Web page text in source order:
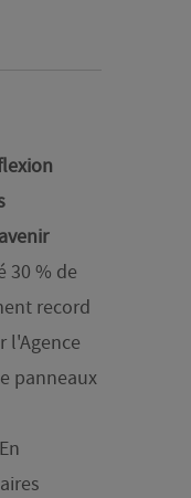
30 % de
record
l'Agence
panneaux